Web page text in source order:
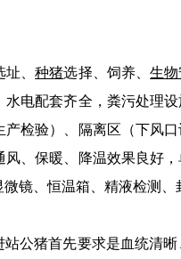
址、种猪选择、饲养、生
电配套齐全，粪污处理
检验）、隔离区（下风
、保暖、降温效果良好
镜、恒温箱、精液检测、
站公猪首先要求是血统清